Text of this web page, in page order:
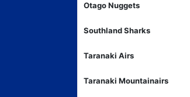
Otago Nuggets
Southland Sharks
Taranaki Airs
Taranaki Mountainairs